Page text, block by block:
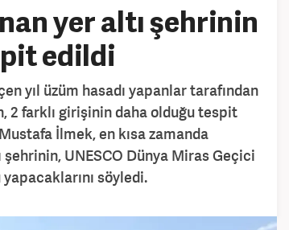
yer altı şehrinin
edildi
yıl üzüm hasadı yapanlar tarafından
2 farklı girişinin daha olduğu tespit
İlmek, en kısa zamanda
şehrinin, UNESCO Dünya Miras Geçici
söyledi.